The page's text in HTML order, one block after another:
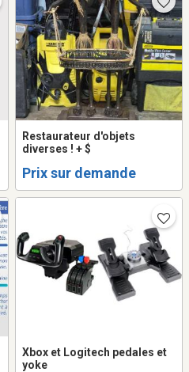
Restaurateur d'objets
diverses ! + $
Prix sur demande
Xbox et Logitech pedales et
yoke